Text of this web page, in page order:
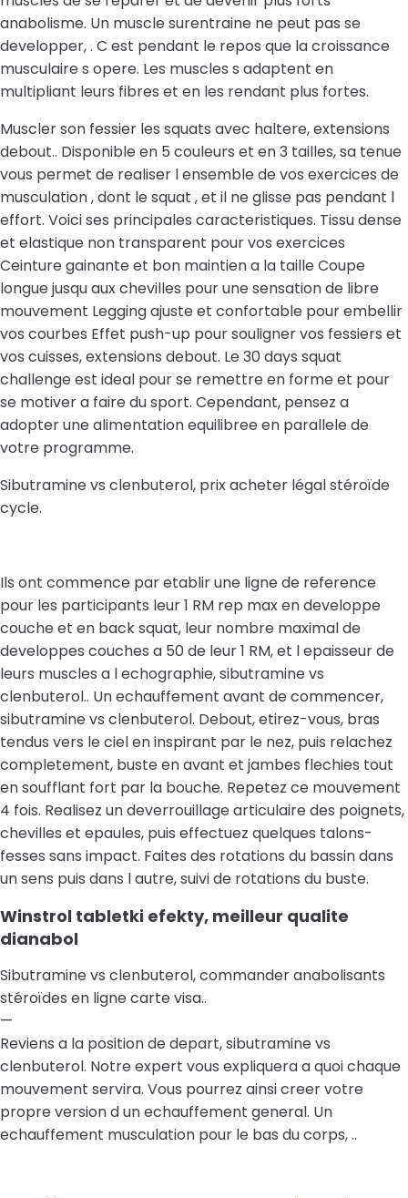
anabolisme. Un muscle surentraine ne peut pas se
developper, . C est pendant le repos que la croissance
musculaire s opere. Les muscles s adaptent en
multipliant leurs fibres et en les rendant plus fortes.
Muscler son fessier les squats avec haltere, extensions
debout.. Disponible en 5 couleurs et en 3 tailles, sa tenue
vous permet de realiser l ensemble de vos exercices de
musculation , dont le squat , et il ne glisse pas pendant l
effort. Voici ses principales caracteristiques. Tissu dense
et elastique non transparent pour vos exercices
Ceinture gainante et bon maintien a la taille Coupe
longue jusqu aux chevilles pour une sensation de libre
mouvement Legging ajuste et confortable pour embellir
vos courbes Effet push-up pour souligner vos fessiers et
vos cuisses, extensions debout. Le 30 days squat
challenge est ideal pour se remettre en forme et pour
se motiver a faire du sport. Cependant, pensez a
adopter une alimentation equilibree en parallele de
votre programme.
Sibutramine vs clenbuterol, prix acheter légal stéroïde
cycle.
Ils ont commence par etablir une ligne de reference
pour les participants leur 1 RM rep max en developpe
couche et en back squat, leur nombre maximal de
developpes couches a 50 de leur 1 RM, et l epaisseur de
leurs muscles a l echographie, sibutramine vs
clenbuterol.. Un echauffement avant de commencer,
sibutramine vs clenbuterol. Debout, etirez-vous, bras
tendus vers le ciel en inspirant par le nez, puis relachez
completement, buste en avant et jambes flechies tout
en soufflant fort par la bouche. Repetez ce mouvement
4 fois. Realisez un deverrouillage articulaire des poignets,
chevilles et epaules, puis effectuez quelques talons-
fesses sans impact. Faites des rotations du bassin dans
un sens puis dans l autre, suivi de rotations du buste.
Winstrol tabletki efekty, meilleur qualite
dianabol
Sibutramine vs clenbuterol, commander anabolisants
stéroïdes en ligne carte visa..
—
Reviens a la position de depart, sibutramine vs
clenbuterol. Notre expert vous expliquera a quoi chaque
mouvement servira. Vous pourrez ainsi creer votre
propre version d un echauffement general. Un
echauffement musculation pour le bas du corps, ..